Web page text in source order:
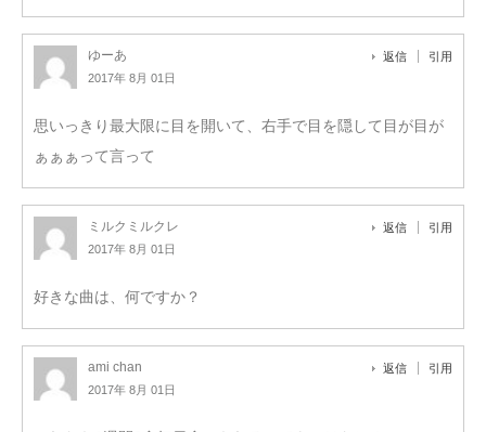
ゆーあ
2017年 8月 01日
返信 引用
思いっきり最大限に目を開いて、右手で目を隠して目が目が
ぁぁぁって言って
ミルクミルクレ
2017年 8月 01日
返信 引用
好きな曲は、何ですか？
ami chan
2017年 8月 01日
返信 引用